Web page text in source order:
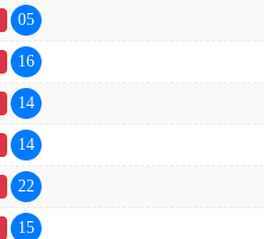
05
16
14
14
22
15